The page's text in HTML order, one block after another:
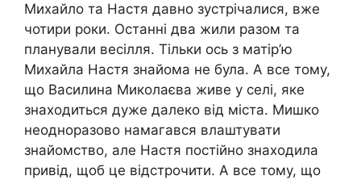
Михайло та Настя давно зустрічалися, вже
чотири роки. Останні два жили разом та
планували весілля. Тільки ось з матір’ю
Михайла Настя знайома не була. А все тому,
що Василина Миколаєва живе у селі, яке
знаходиться дуже далеко від міста. Мишко
неодноразово намагався влаштувати
знайомство, але Настя постійно знаходила
привід, щоб це відстрочити. А все тому, що